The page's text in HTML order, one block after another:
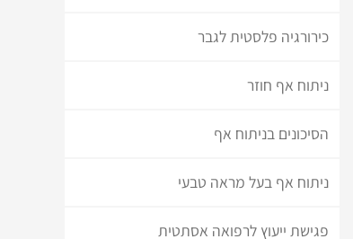
כירורגיה פלסטית לגבר
ניתוח אף חוזר
הסיכונים בניתוח אף
ניתוח אף בעל מראה טבעי
פגישת ייעוץ לרפואה אסתטית